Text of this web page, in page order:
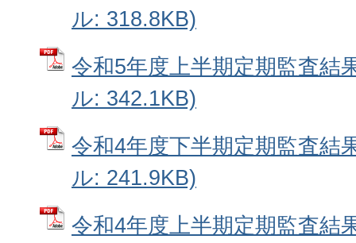
ル: 318.8KB)
令和5年度上半期定期監査結
ル: 342.1KB)
令和4年度下半期定期監査結
ル: 241.9KB)
令和4年度上半期定期監査結